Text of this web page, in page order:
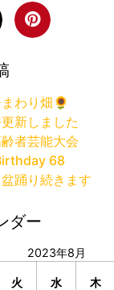
わり畑🌻
新しました
者芸能大会
68
踊り続きます
ダー
2023年8月
火 水 木